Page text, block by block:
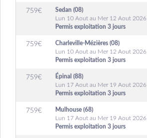
759€
Sedan (08)
Lun 10 Aout au Mer 12 Aout 2026
Permis exploitation 3 jours
759€
Charleville-Mézières (08)
Lun 10 Aout au Mer 12 Aout 2026
Permis exploitation 3 jours
759€
Épinal (88)
Lun 17 Aout au Mer 19 Aout 2026
Permis exploitation 3 jours
759€
Mulhouse (68)
Lun 17 Aout au Mer 19 Aout 2026
Permis exploitation 3 jours